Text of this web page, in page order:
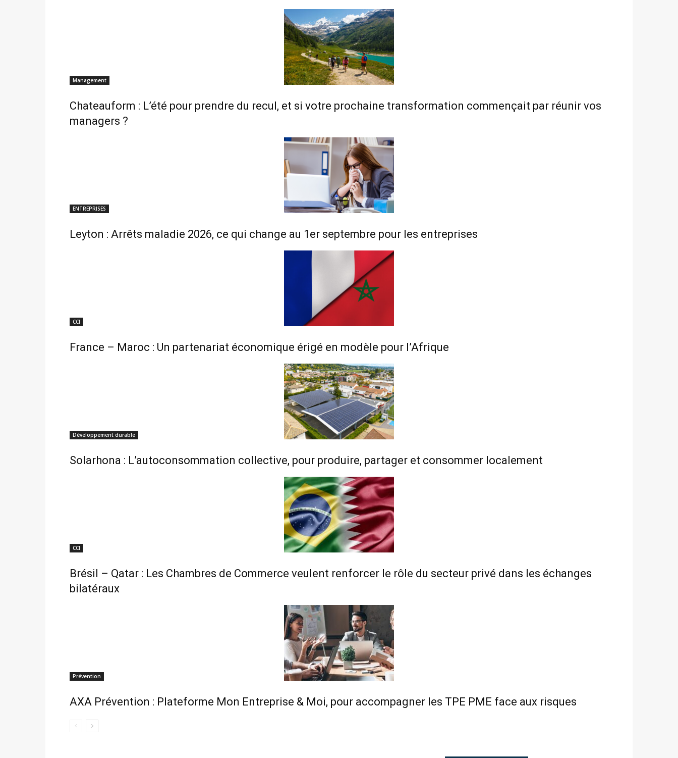
Management
Chateauform : L’été pour prendre du recul, et si votre prochaine transformation commençait par réunir vos
managers ?
ENTREPRISES
Leyton : Arrêts maladie 2026, ce qui change au 1er septembre pour les entreprises
CCI
France – Maroc : Un partenariat économique érigé en modèle pour l’Afrique
Développement durable
Solarhona : L’autoconsommation collective, pour produire, partager et consommer localement
CCI
Brésil – Qatar : Les Chambres de Commerce veulent renforcer le rôle du secteur privé dans les échanges
bilatéraux
Prévention
AXA Prévention : Plateforme Mon Entreprise & Moi, pour accompagner les TPE PME face aux risques